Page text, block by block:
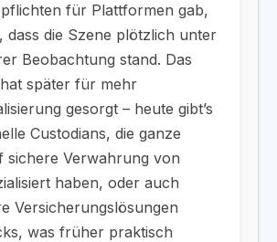
für Plattformen gab,
dass die Szene plötzlich unter
Beobachtung stand. Das
später für mehr
gesorgt – heute gibt’s
Custodians, die ganze
sichere Verwahrung von
haben, oder auch
Versicherungslösungen
was früher praktisch